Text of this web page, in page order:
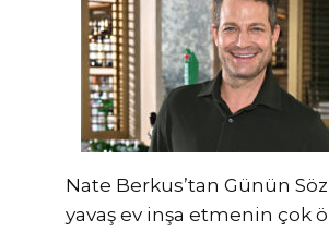
Nate Berkus’tan Günün
yavaş ev inşa etmenin çok